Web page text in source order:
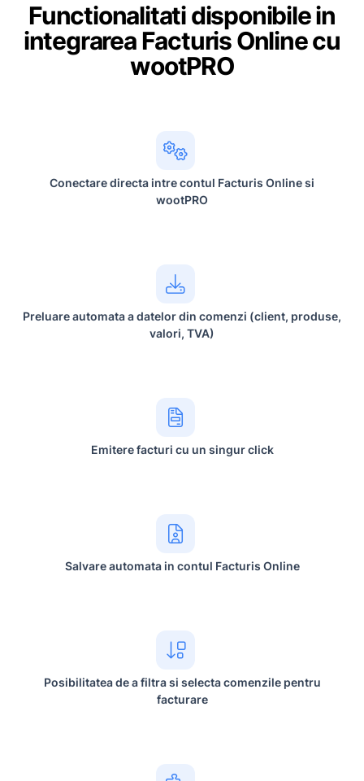
Functionalitati disponibile in
integrarea Facturis Online cu
wootPRO
Conectare directa intre contul Facturis Online si
wootPRO
Preluare automata a datelor din comenzi (client, produse,
valori, TVA)
Emitere facturi cu un singur click
Salvare automata in contul Facturis Online
Posibilitatea de a filtra si selecta comenzile pentru
facturare